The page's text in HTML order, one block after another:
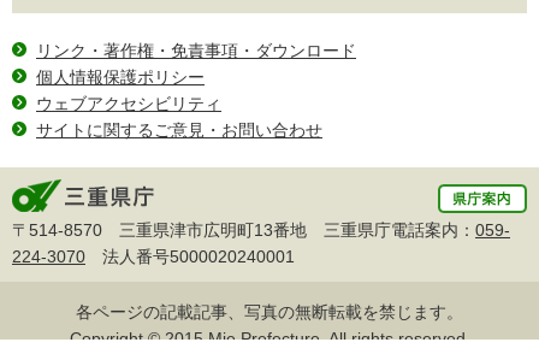
リンク・著作権・免責事項・ダウンロード
個人情報保護ポリシー
ウェブアクセシビリティ
サイトに関するご意見・お問い合わせ
〒514-8570 三重県津市広明町13番地 三重県庁電話案内： 059-
224-3070 法人番号5000020240001
各ページの記載記事、写真の無断転載を禁じます。
Copyright © 2015 Mie Prefecture, All rights reserved.